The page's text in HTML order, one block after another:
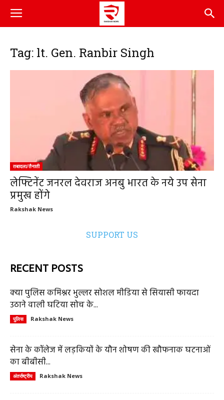
Tag: lt. Gen. Ranbir Singh
तबादला/तैनाती
लेफ्टिनेंट जनरल देवराज अनबु भारत के नये उप सेना
प्रमुख होंगे
Rakshak News
SUPPORT US
RECENT POSTS
क्या पुलिस कमिश्नर भुल्लर सोशल मीडिया से सियासी फायदा
उठाने वाली घटिया सोच के...
पुलिस Rakshak News
सेना के कॉलेज में लड़कियों के यौन शोषण की खौफनाक घटनाओं
का बीबीसी...
अंतर्राष्ट्रीय Rakshak News